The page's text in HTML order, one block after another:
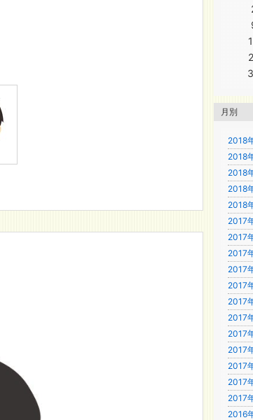
月別
2018
2018
2018
2018
2018
2017
2017
2017
2017
2017
2017
2017
2017
2017
2017
2017
2017
2016